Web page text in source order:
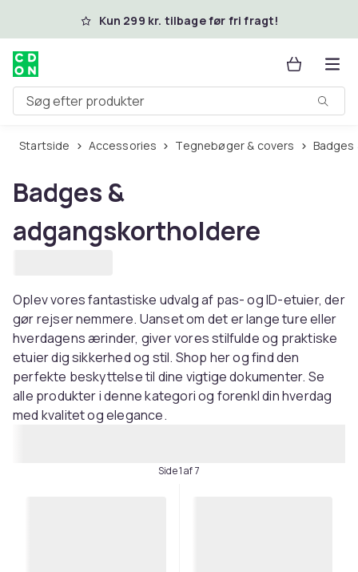
Spring til hovedindhold
Kun 299 kr. tilbage før fri fragt!
Søg efter produkter
Startside Accessories Tegnebøger & covers
Badges &
adgangskortholdere
Oplev vores fantastiske udvalg af pas- og ID-etuier, der
gør rejser nemmere. Uanset om det er lange ture eller
hverdagens ærinder, giver vores stilfulde og praktiske
etuier dig sikkerhed og stil. Shop her og find den
perfekte beskyttelse til dine vigtige dokumenter. Se
alle produkter i denne kategori og forenkl din hverdag
med kvalitet og elegance.
Side 1 af 7